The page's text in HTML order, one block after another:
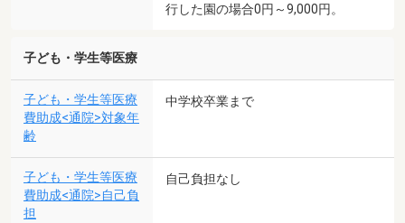
行した園の場合0円～9,000円。
子ども・学生等医療
子ども・学生等医療
費助成<通院>対象年
齢
中学校卒業まで
子ども・学生等医療
費助成<通院>自己負
担
自己負担なし